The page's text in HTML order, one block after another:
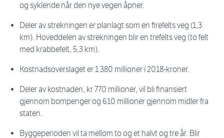
og syklende når den nye vegen åpner.
Deler av strekningen er planlagt som en firefelts veg (1,3
km). Hoveddelen av strekningen blir en trefelts veg (to felt
med krabbefelt, 5,3 km).
Kostnadsoverslaget er 1 380 millioner i 2018-kroner.
Deler av kostnaden, kr 770 millioner, vil bli finansiert
gjennom bompenger og 610 millioner gjennom midler fra
staten.
Byggeperioden vil ta mellom to og et halvt og tre år. Blir